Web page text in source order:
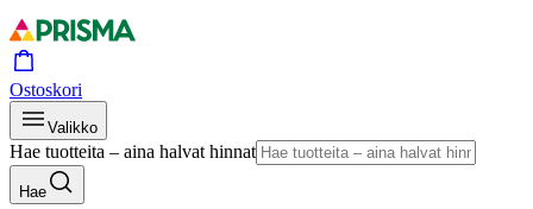
Ostoskori
Valikko
Hae tuotteita – aina halvat hinnat
Hae